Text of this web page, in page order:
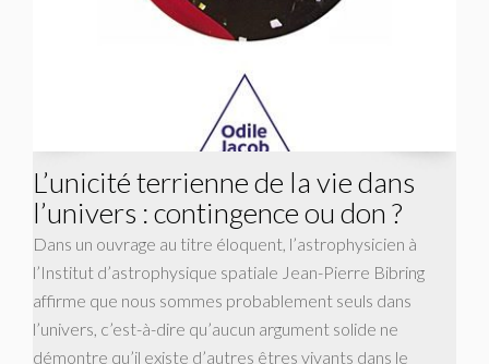
L’unicité terrienne de la vie dans
l’univers : contingence ou don ?
Dans un ouvrage au titre éloquent, l’astrophysicien à
l’Institut d’astrophysique spatiale Jean-Pierre Bibring
affirme que nous sommes probablement seuls dans
l’univers, c’est-à-dire qu’aucun argument solide ne
démontre qu’il existe d’autres êtres vivants dans le